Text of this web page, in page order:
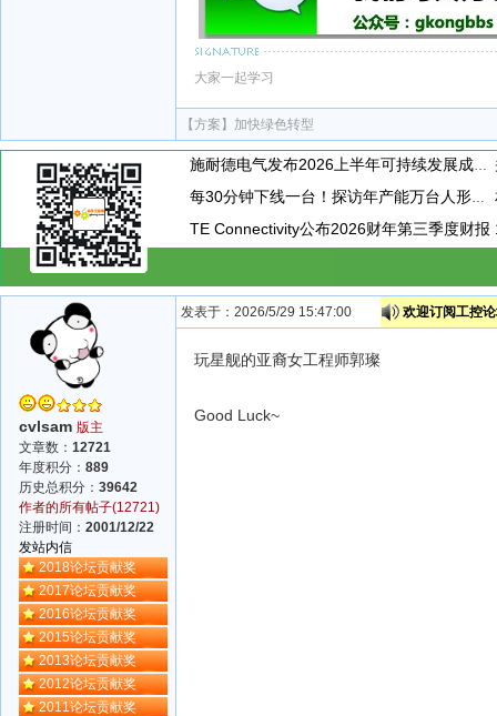
大家一起学习
【方案】 加快绿色转型
施耐德电气发布2026上半年可持续发展成绩单 "Impact 2030"路线图开局稳健
每30分钟下线一台！探访年产能万台人形机器人工厂
TE Connectivity公布2026财年第三季度财报
cvlsam 版主
文章数： 12721
年度积分： 889
历史总积分： 39642
作者的所有帖子(12721)
注册时间： 2001/12/22
发站内信
2018论坛贡献奖
2017论坛贡献奖
2016论坛贡献奖
2015论坛贡献奖
2013论坛贡献奖
2012论坛贡献奖
2011论坛贡献奖
发表于：2026/5/29 15:47:00 欢迎订阅工控
玩星舰的亚裔女工程师郭璨
Good Luck~